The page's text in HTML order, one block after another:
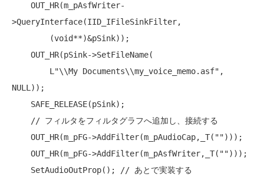
>QueryInterface(IID_IFileSinkFilter,
        (
void**)&pSink));
        L
"\\My Documents\\my_voice_memo.asf"
NULL ));
// フィルタをフィルタグラフへ追加し、接続する
    OUT_HR(m_pFG->AddFilter(m_pAudioCap,_T(
"")));
    OUT_HR(m_pFG->AddFilter(m_pAsfWriter,_T(
"")));
    SetAudioOutProp();
// あとで実装する